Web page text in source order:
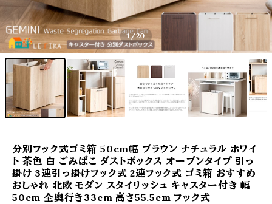
1/20
分別フック式ゴミ箱 50cm幅 ブラウン ナチュラル ホワイ
ト 茶色 白 ごみばこ ダストボックス オープンタイプ 引っ
掛け 3連引っ掛けフック式 2連フック式 ゴミ箱 おすすめ
おしゃれ 北欧 モダン スタイリッシュ キャスター付き 幅
50cm 全奥行き33cm 高さ55.5cm フック式